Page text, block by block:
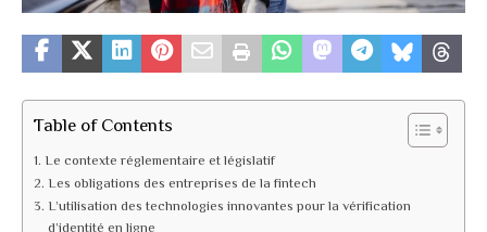
Table of Contents
Le contexte réglementaire et législatif
Les obligations des entreprises de la fintech
L’utilisation des technologies innovantes pour la vérification
d’identité en ligne